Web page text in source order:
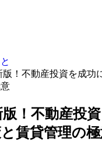
版！不動産投資を成功
！不動産投
賃貸管理の